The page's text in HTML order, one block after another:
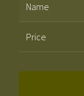
Name
Price